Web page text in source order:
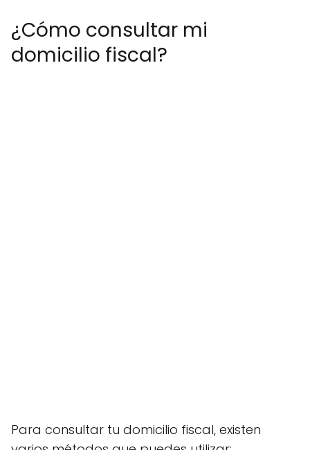
¿Cómo consultar mi
domicilio fiscal?
Para consultar tu domicilio fiscal, existen